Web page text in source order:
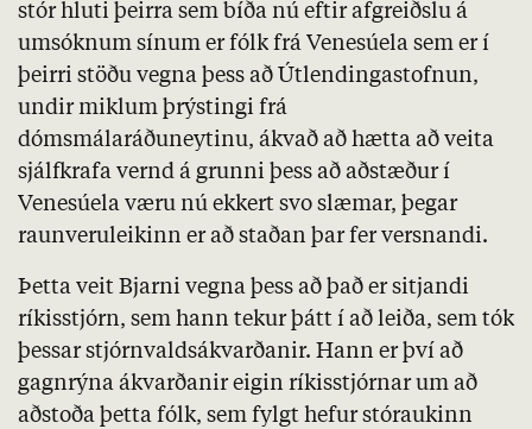
stór hluti þeirra sem bíða nú eftir afgreiðslu á
umsóknum sínum er fólk frá Venesúela sem er í
þeirri stöðu vegna þess að Útlendingastofnun,
undir miklum þrýstingi frá
dómsmálaráðuneytinu, ákvað að hætta að veita
sjálfkrafa vernd á grunni þess að aðstæður í
Venesúela væru nú ekkert svo slæmar, þegar
raunveruleikinn er að staðan þar fer versnandi.
Þetta veit Bjarni vegna þess að það er sitjandi
ríkisstjórn, sem hann tekur þátt í að leiða, sem tók
þessar stjórnvaldsákvarðanir. Hann er því að
gagnrýna ákvarðanir eigin ríkisstjórnar um að
aðstoða þetta fólk, sem fylgt hefur stóraukinn